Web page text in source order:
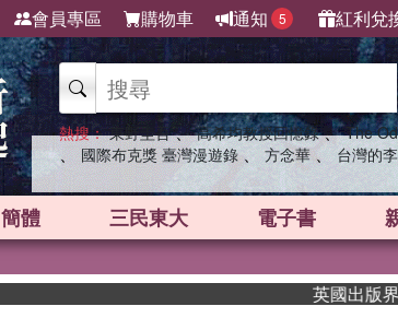
會員專區 購物車 通知 5 紅利兌
熱搜： 東野圭吾 、 高希均教授回憶錄 、 The
、 國際布克獎 臺灣漫遊錄 、 方念華 、 台灣的
簡體 三民東大 電子書
英國出版界指標大